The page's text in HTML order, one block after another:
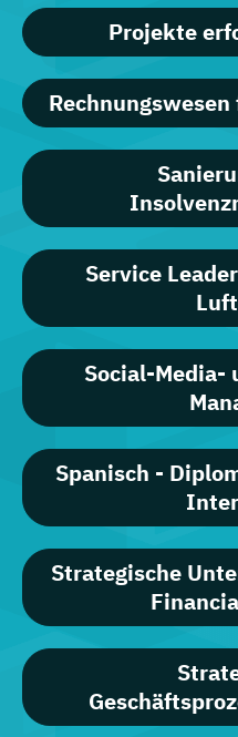
Projekte
Service
Social-Media-
Spanisch -
Strategische